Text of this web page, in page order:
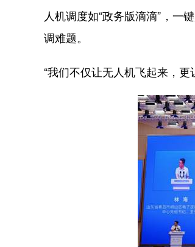
人机调度如“政务版滴滴” ，一
调难题。
“我们不仅让无人机飞起来，更